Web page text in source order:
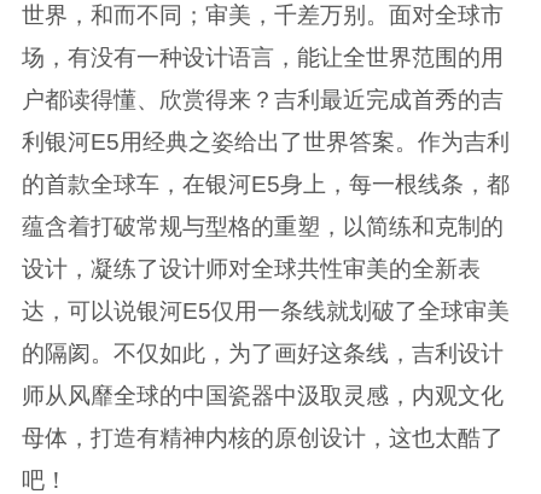
世界，和而不同；审美，千差万别。面对全球市
场，有没有一种设计语言，能让全世界范围的用
户都读得懂、欣赏得来？吉利最近完成首秀的吉
利银河E5用经典之姿给出了世界答案。作为吉利
的首款全球车，在银河E5身上，每一根线条，都
蕴含着打破常规与型格的重塑，以简练和克制的
设计，凝练了设计师对全球共性审美的全新表
达，可以说银河E5仅用一条线就划破了全球审美
的隔阂。不仅如此，为了画好这条线，吉利设计
师从风靡全球的中国瓷器中汲取灵感，内观文化
母体，打造有精神内核的原创设计，这也太酷了
吧！